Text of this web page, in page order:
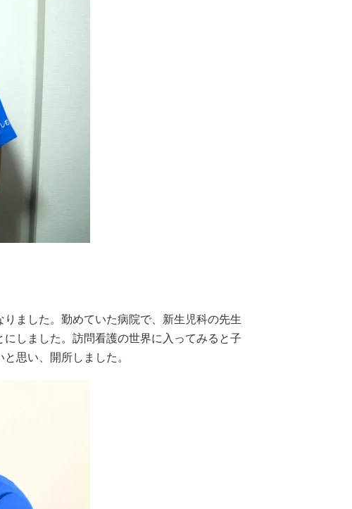
ました。勤めていた病院で、新生児科の先生
しました。訪問看護の世界に入ってみると子
思い、開所しました。